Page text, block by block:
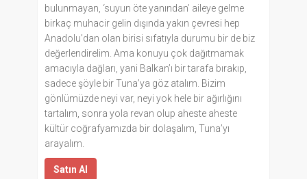
bulunmayan, ‘suyun öte yanından’ aileye gelme
birkaç muhacir gelin dışında yakın çevresi hep
Anadolu’dan olan birisi sıfatıyla durumu bir de biz
değerlendirelim. Ama konuyu çok dağıtmamak
amacıyla dağları, yani Balkan’ı bir tarafa bırakıp,
sadece şöyle bir Tuna’ya göz atalım. Bizim
gönlümüzde neyi var, neyi yok hele bir ağırlığını
tartalım, sonra yola revan olup aheste aheste
kültür coğrafyamızda bir dolaşalım, Tuna’yı
arayalım.
Satın Al